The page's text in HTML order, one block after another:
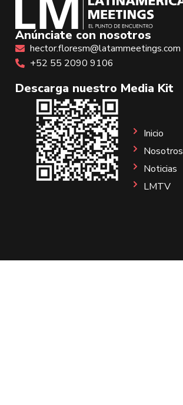
Anúnciate con nosotros
hector.floresm@latammeetings.com
+52 55 2090 9106
Descarga nuestro Media Kit
Inicio
Nosotros
Noticias
LMTV